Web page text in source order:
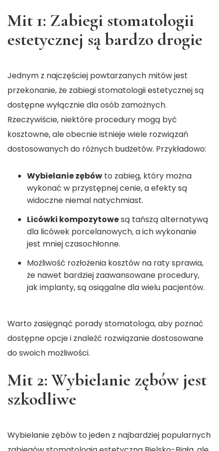
Mit 1: Zabiegi stomatologii
estetycznej są bardzo drogie
Jednym z najczęściej powtarzanych mitów jest
przekonanie, że zabiegi stomatologii estetycznej są
dostępne wyłącznie dla osób zamożnych.
Rzeczywiście, niektóre procedury mogą być
kosztowne, ale obecnie istnieje wiele rozwiązań
dostosowanych do różnych budżetów. Przykładowo:
Wybielanie zębów to zabieg, który można
wykonać w przystępnej cenie, a efekty są
widoczne niemal natychmiast.
Licówki kompozytowesą tańszą alternatywą
dla licówek porcelanowych, a ich wykonanie
jest mniej czasochłonne.
Możliwość rozłożenia kosztów na raty sprawia,
że nawet bardziej zaawansowane procedury,
jak implanty, są osiągalne dla wielu pacjentów.
Warto zasięgnąć porady stomatologa, aby poznać
dostępne opcje i znaleźć rozwiązanie dostosowane
do swoich możliwości.
Mit 2: Wybielanie zębów jest
szkodliwe
Wybielanie zębów to jeden z najbardziej popularnych